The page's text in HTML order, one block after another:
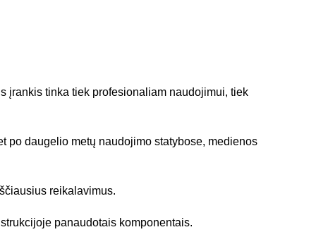
įrankis tinka tiek profesionaliam naudojimui, tiek
po daugelio metų naudojimo statybose, medienos
reikalavimus.
panaudotais komponentais.